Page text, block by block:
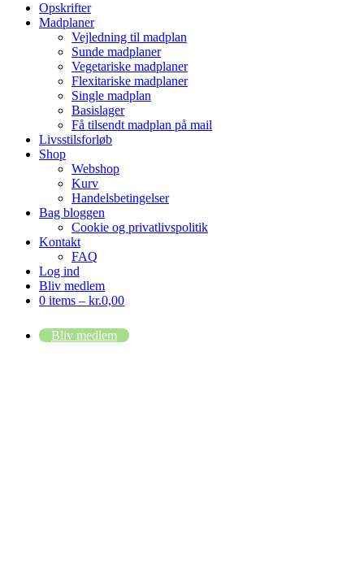
Opskrifter
Madplaner
Vejledning til madplan
Sunde madplaner
Vegetariske madplaner
Flexitariske madplaner
Single madplan
Basislager
Få tilsendt madplan på mail
Livsstilsforløb
Shop
Webshop
Kurv
Handelsbetingelser
Bag bloggen
Cookie og privatlivspolitik
Kontakt
FAQ
Log ind
Bliv medlem
0 items – kr.0,00
Bliv medlem